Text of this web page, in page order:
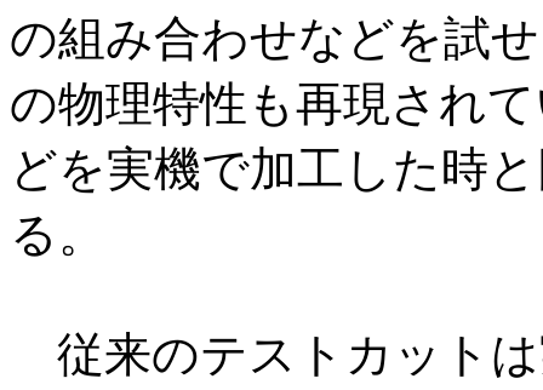
の組み合わせなどを試
の物理特性も再現され
どを実機で加工した時
る。
従来のテストカット